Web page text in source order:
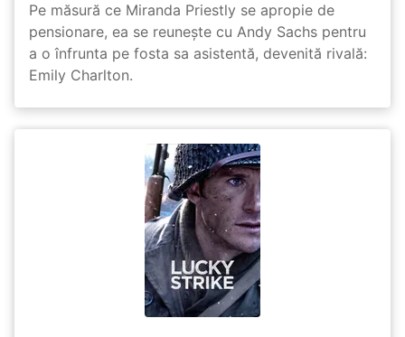
Pe măsură ce Miranda Priestly se apropie de
pensionare, ea se reunește cu Andy Sachs pentru
a o înfrunta pe fosta sa asistentă, devenită rivală:
Emily Charlton.